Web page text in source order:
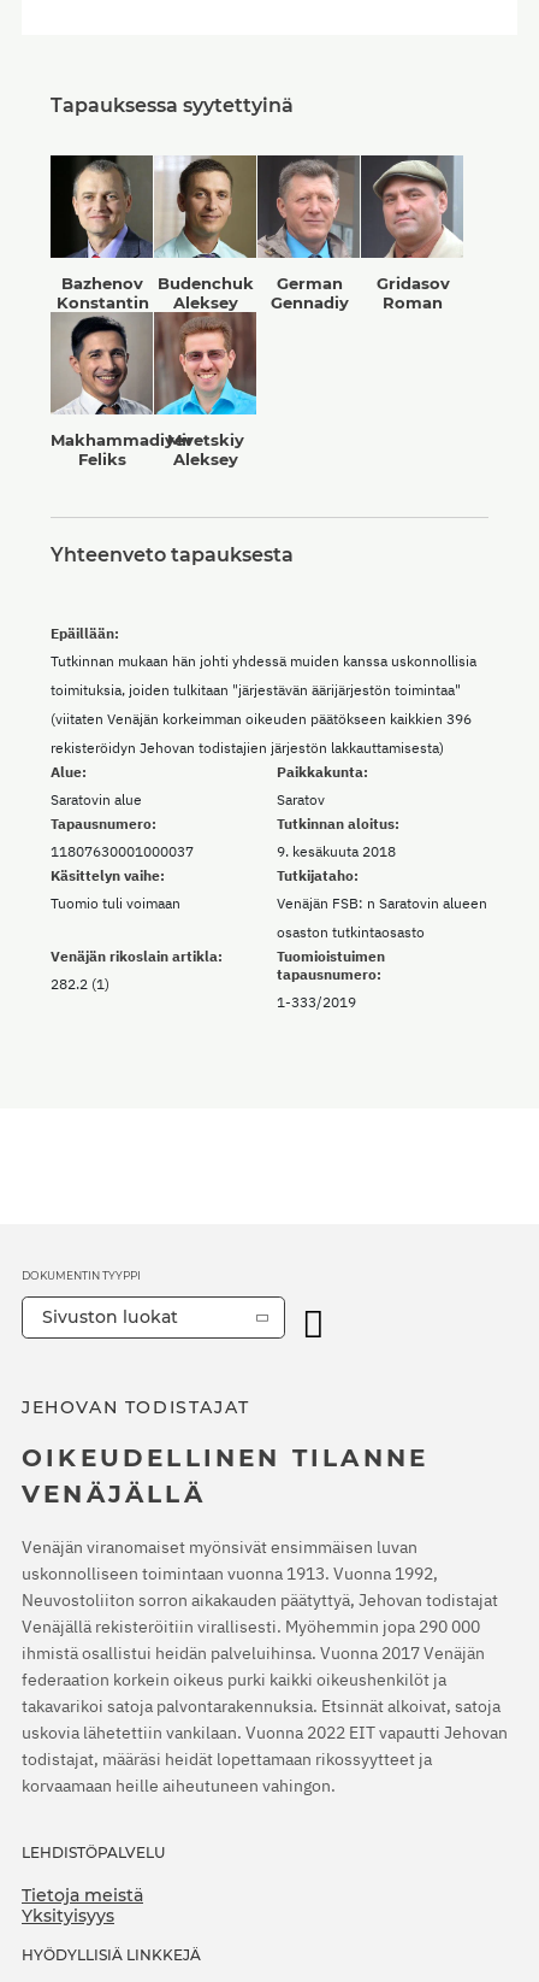
Tapauksessa syytettyinä
Bazhenov
Konstantin
Budenchuk
Aleksey
German
Gennadiy
Gridasov
Roman
Makhammadiyev
Feliks
Miretskiy
Aleksey
Yhteenveto tapauksesta
Alue:
Saratovin alue
Paikkakunta:
Saratov
Epäillään:
Tutkinnan mukaan hän johti yhdessä muiden kanssa uskonnollisia
toimituksia, joiden tulkitaan "järjestävän äärijärjestön toimintaa"
(viitaten Venäjän korkeimman oikeuden päätökseen kaikkien 396
rekisteröidyn Jehovan todistajien järjestön lakkauttamisesta)
Tapausnumero:
11807630001000037
Tutkinnan aloitus:
9. kesäkuuta 2018
Käsittelyn vaihe:
Tuomio tuli voimaan
Tutkijataho:
Venäjän FSB: n Saratovin alueen
osaston tutkintaosasto
Venäjän rikoslain artikla:
282.2 (1)
Tuomioistuimen
tapausnumero:
1-333/2019
JEHOVAN TODISTAJAT
OIKEUDELLINEN TILANNE
VENÄJÄLLÄ
Venäjän viranomaiset myönsivät ensimmäisen luvan
uskonnolliseen toimintaan vuonna 1913. Vuonna 1992,
Neuvostoliiton sorron aikakauden päätyttyä, Jehovan todistajat
Venäjällä rekisteröitiin virallisesti. Myöhemmin jopa 290 000
ihmistä osallistui heidän palveluihinsa. Vuonna 2017 Venäjän
federaation korkein oikeus purki kaikki oikeushenkilöt ja
takavarikoi satoja palvontarakennuksia. Etsinnät alkoivat, satoja
uskovia lähetettiin vankilaan. Vuonna 2022 EIT vapautti Jehovan
todistajat, määräsi heidät lopettamaan rikossyytteet ja
korvaamaan heille aiheutuneen vahingon.
LEHDISTÖPALVELU
Tietoja meistä
Yksityisyys
HYÖDYLLISIÄ LINKKEJÄ
DOKUMENTIN TYYPPI
Sivuston luokat